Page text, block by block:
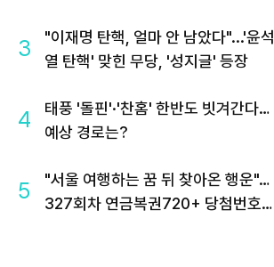
3
"이재명 탄핵, 얼마 안 남았다"...'윤석
열 탄핵' 맞힌 무당, '성지글' 등장
4
태풍 '돌핀'·'찬홈' 한반도 빗겨간다…
예상 경로는?
5
"서울 여행하는 꿈 뒤 찾아온 행운"…
327회차 연금복권720+ 당첨번호조